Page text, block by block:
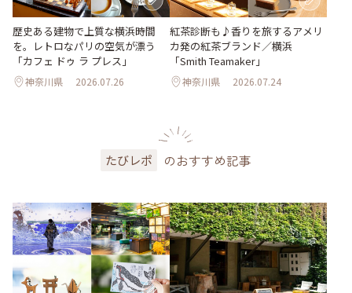
歴史ある建物で上質な横浜時間
を。レトロなパリの空気が漂う
「カフェ ドゥ ラ プレス」
神奈川県 2026.07.26
紅茶診断も♪香りを旅するアメリ
カ発の紅茶ブランド／横浜
「Smith Teamaker」
神奈川県 2026.07.24
たびレポ のおすすめ記事